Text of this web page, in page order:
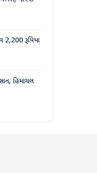
2,200 રૂપિયા
હિમાચલ